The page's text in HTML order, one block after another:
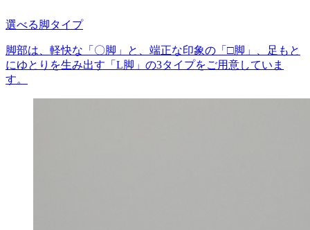
選べる脚タイプ
脚部は、軽快な「〇脚」と、端正な印象の「□脚」、足もと
にゆとりを生み出す「L脚」の3タイプをご用意していま
す。